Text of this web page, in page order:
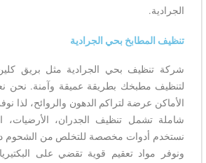
الجرادية.
تنظيف المطابخ بحي الجرادية
شركة تنظيف بحي الجرادية مثل بريق كلين
لتنظيف مطبخك بطريقة عميقة وآمنة. نحن
الأماكن عرضة لتراكم الدهون والروائح، لذا
شاملة تشمل تنظيف الجدران، الأرضيات،
نستخدم أدوات مخصصة للتخلص من الشحوم
ونوفر مواد تعقيم قوية تقضي على